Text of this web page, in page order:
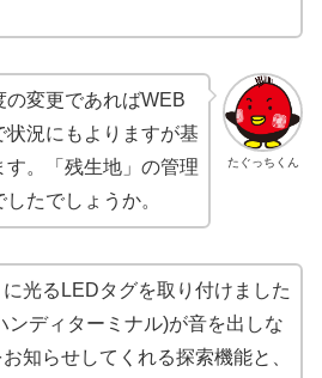
たぐっちくん
の変更であればWEB
況にもよりますが基
。「残生地」の管理
たでしょうか。
光るLEDタグを取り付けました
ンディターミナル)が音を出しな
知らせしてくれる探索機能と、